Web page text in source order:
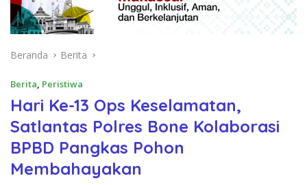
Beranda Berita
Berita, Peristiwa
Hari Ke-13 Ops Keselamatan,
Satlantas Polres Bone Kolaborasi
BPBD Pangkas Pohon
Membahayakan